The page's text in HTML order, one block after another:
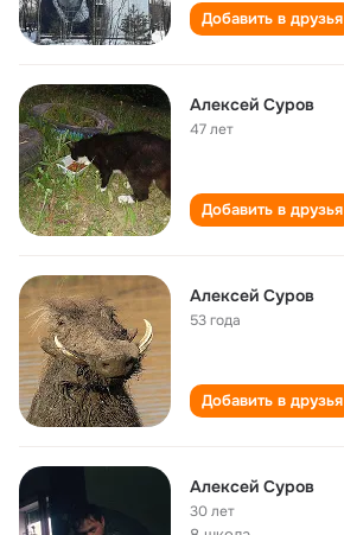
Добавить в друзья
Алексей Суров
47 лет
Добавить в друзья
Алексей Суров
53 года
Добавить в друзья
Алексей Суров
30 лет